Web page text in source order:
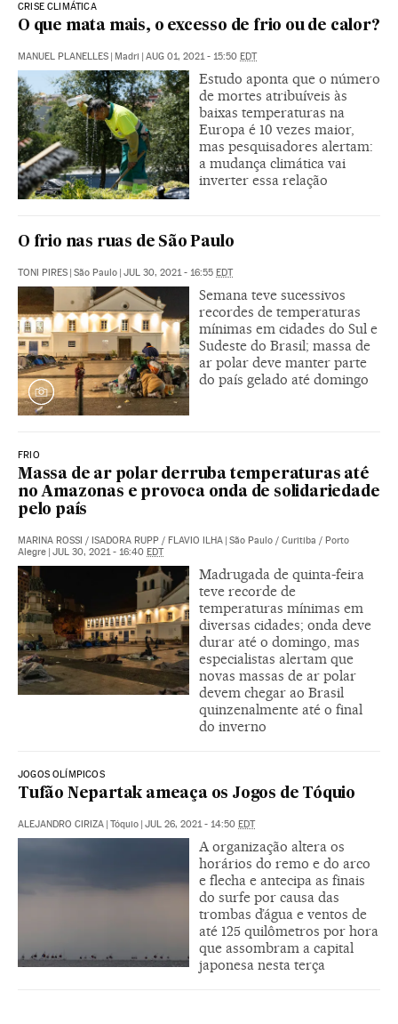
CRISE CLIMÁTICA
O que mata mais, o excesso de frio ou de calor?
MANUEL PLANELLES Madri AUG 01, 2021 - 15:50 EDT
Estudo aponta que o número
de mortes atribuíveis às
baixas temperaturas na
Europa é 10 vezes maior,
mas pesquisadores alertam:
a mudança climática vai
inverter essa relação
O frio nas ruas de São Paulo
TONI PIRES São Paulo JUL 30, 2021 - 16:55 EDT
Semana teve sucessivos
recordes de temperaturas
mínimas em cidades do Sul e
Sudeste do Brasil; massa de
ar polar deve manter parte
do país gelado até domingo
FRIO
Massa de ar polar derruba temperaturas até
no Amazonas e provoca onda de solidariedade
pelo país
MARINA ROSSI / ISADORA RUPP / FLAVIO ILHA | São Paulo / Curitiba / Porto
Alegre | JUL 30, 2021 - 16:40 EDT
Madrugada de quinta-feira
teve recorde de
temperaturas mínimas em
diversas cidades; onda deve
durar até o domingo, mas
especialistas alertam que
novas massas de ar polar
devem chegar ao Brasil
quinzenalmente até o final
do inverno
JOGOS OLÍMPICOS
Tufão Nepartak ameaça os Jogos de Tóquio
ALEJANDRO CIRIZA | Tóquio | JUL 26, 2021 - 14:50 EDT
A organização altera os
horários do remo e do arco
e flecha e antecipa as finais
do surfe por causa das
trombas d’água e ventos de
até 125 quilômetros por hora
que assombram a capital
japonesa nesta terça